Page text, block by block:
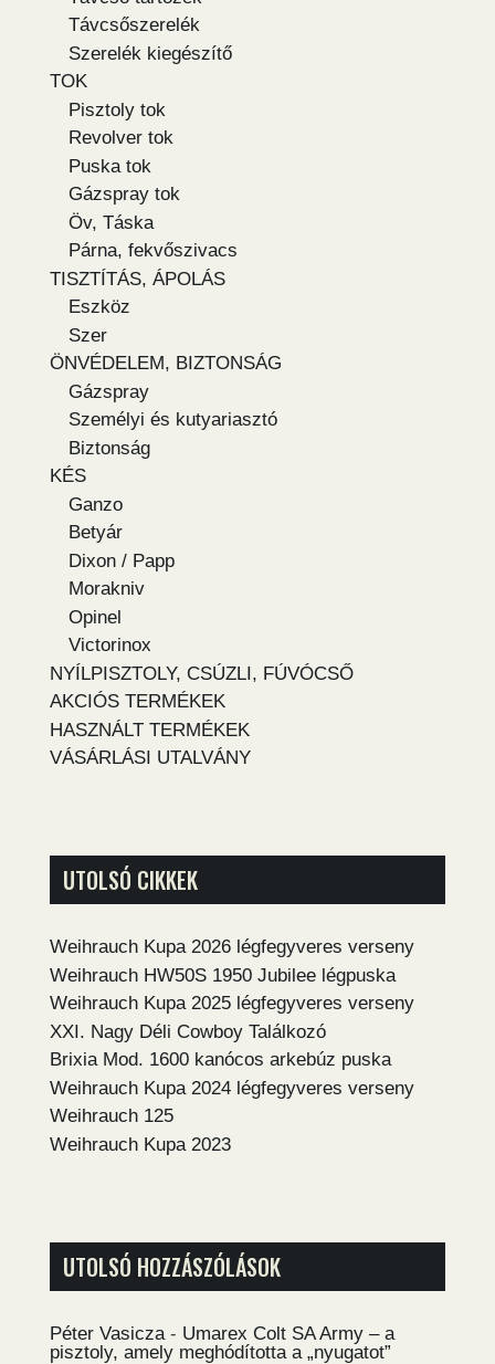
Távcsőszerelék
Szerelék kiegészítő
TOK
Pisztoly tok
Revolver tok
Puska tok
Gázspray tok
Öv, Táska
Párna, fekvőszivacs
TISZTÍTÁS, ÁPOLÁS
Eszköz
Szer
ÖNVÉDELEM, BIZTONSÁG
Gázspray
Személyi és kutyariasztó
Biztonság
KÉS
Ganzo
Betyár
Dixon / Papp
Morakniv
Opinel
Victorinox
NYÍLPISZTOLY, CSÚZLI, FÚVÓCSŐ
AKCIÓS TERMÉKEK
HASZNÁLT TERMÉKEK
VÁSÁRLÁSI UTALVÁNY
UTOLSÓ CIKKEK
Weihrauch Kupa 2026 légfegyveres verseny
Weihrauch HW50S 1950 Jubilee légpuska
Weihrauch Kupa 2025 légfegyveres verseny
XXI. Nagy Déli Cowboy Találkozó
Brixia Mod. 1600 kanócos arkebúz puska
Weihrauch Kupa 2024 légfegyveres verseny
Weihrauch 125
Weihrauch Kupa 2023
UTOLSÓ HOZZÁSZÓLÁSOK
Péter Vasicza - Umarex Colt SA Army – a
pisztoly, amely meghódította a „nyugatot”